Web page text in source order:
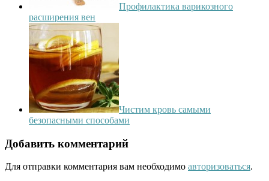
Профилактика варикозного
расширения вен
Чистим кровь самыми
безопасными способами
Добавить комментарий
Для отправки комментария вам необходимо авторизоваться.